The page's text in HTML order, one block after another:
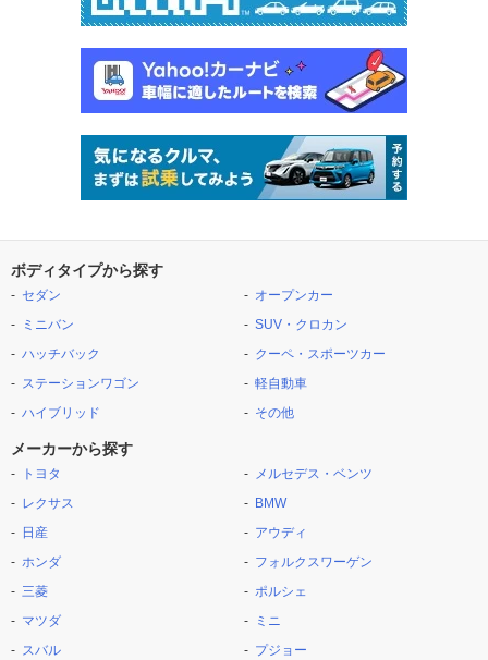
ボディタイプから探す
セダン
ミニバン
ハッチバック
ステーションワゴン
ハイブリッド
オープンカー
SUV・クロカン
クーペ・スポーツカー
軽自動車
その他
メーカーから探す
トヨタ
レクサス
日産
ホンダ
三菱
マツダ
スバル
メルセデス・ベンツ
BMW
アウディ
フォルクスワーゲン
ポルシェ
ミニ
プジョー